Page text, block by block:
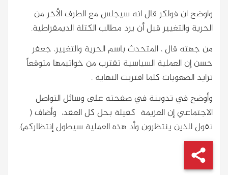
واوضح ان فولكر قال انه سيجلس مع الطرف الأخر من
الحرية والتغيير قبل أن يرد مطالب الكتلة الديمقراطية.
من جهته قال ، المتحدث باسم الحرية والتغيير، جعفر
حسن إن العملية السياسية تقترب من خواتيمها متوقعاً
تزايد الصعوبات كلما اقتربت النهاية .
‏وأوضح في تدوينة في صفحته على وسائل التواصل
الاجتماعي إن العزيمة كفيلة بحل كل العقد، وأضاف (
نقول للذين ينتظرون وأد هذه العملية سيطول إنتظاركم).